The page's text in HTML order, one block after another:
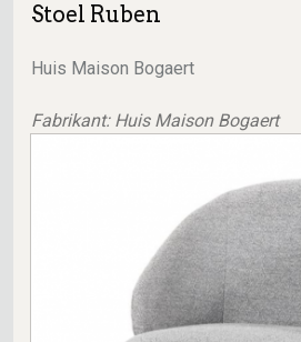
Stoel Ruben
Huis Maison Bogaert
Fabrikant: Huis Maison Bogaert